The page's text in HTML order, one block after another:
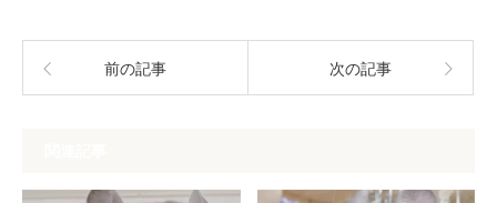
前の記事 次の記事